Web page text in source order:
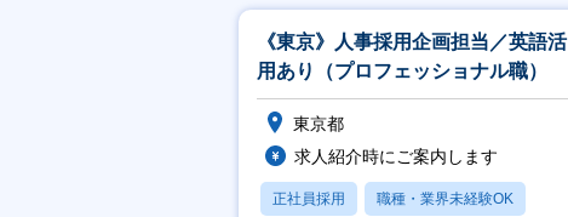
《東京》人事採用企画担当／英語活
用あり（プロフェッショナル職）
東京都
求人紹介時にご案内します
正社員採用 職種・業界未経験OK